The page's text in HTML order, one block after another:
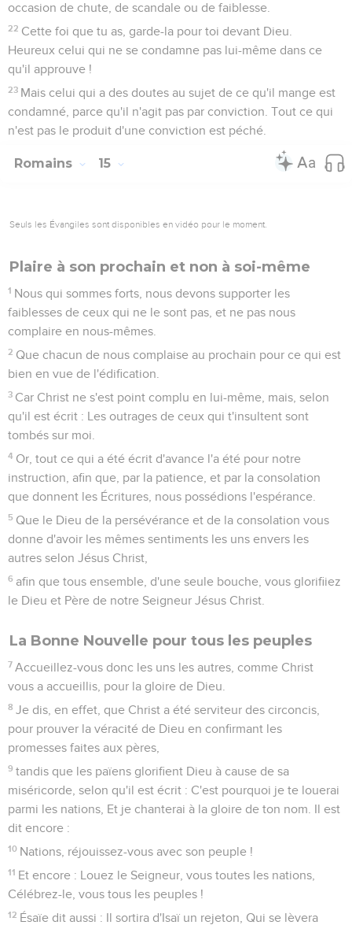
occasion de chute, de scandale ou de faiblesse.
22 Cette foi que tu as, garde-la pour toi devant Dieu.
Heureux celui qui ne se condamne pas lui-même dans ce
qu'il approuve !
23 Mais celui qui a des doutes au sujet de ce qu'il mange est
condamné, parce qu'il n'agit pas par conviction. Tout ce qui
n'est pas le produit d'une conviction est péché.
Romains 15
Seuls les Évangiles sont disponibles en vidéo pour le moment.
Plaire à son prochain et non à soi-même
1 Nous qui sommes forts, nous devons supporter les
faiblesses de ceux qui ne le sont pas, et ne pas nous
complaire en nous-mêmes.
2 Que chacun de nous complaise au prochain pour ce qui est
bien en vue de l'édification.
3 Car Christ ne s'est point complu en lui-même, mais, selon
qu'il est écrit : Les outrages de ceux qui t'insultent sont
tombés sur moi.
4 Or, tout ce qui a été écrit d'avance l'a été pour notre
instruction, afin que, par la patience, et par la consolation
que donnent les Écritures, nous possédions l'espérance.
5 Que le Dieu de la persévérance et de la consolation vous
donne d'avoir les mêmes sentiments les uns envers les
autres selon Jésus Christ,
6 afin que tous ensemble, d'une seule bouche, vous glorifiiez
le Dieu et Père de notre Seigneur Jésus Christ.
La Bonne Nouvelle pour tous les peuples
7 Accueillez-vous donc les uns les autres, comme Christ
vous a accueillis, pour la gloire de Dieu.
8 Je dis, en effet, que Christ a été serviteur des circoncis,
pour prouver la véracité de Dieu en confirmant les
promesses faites aux pères,
9 tandis que les païens glorifient Dieu à cause de sa
miséricorde, selon qu'il est écrit : C'est pourquoi je te louerai
parmi les nations, Et je chanterai à la gloire de ton nom. Il est
dit encore :
10 Nations, réjouissez-vous avec son peuple !
11 Et encore : Louez le Seigneur, vous toutes les nations,
Célébrez-le, vous tous les peuples !
12 Ésaïe dit aussi : Il sortira d'Isaï un rejeton, Qui se lèvera